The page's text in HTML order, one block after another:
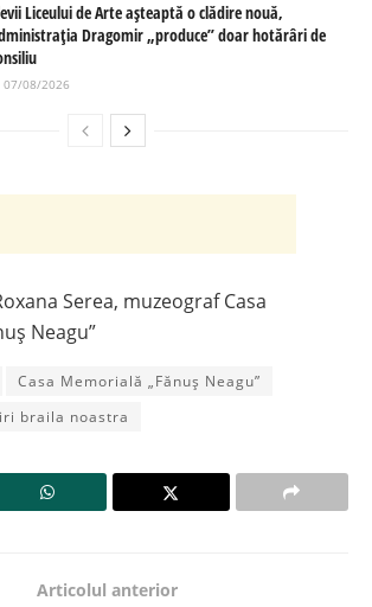
Liceului de Arte așteaptă o clădire nouă,
Dragomir „produce” doar hotărâri de
07/08/2026
Serea, muzeograf Casa
Neagu”
Casa Memorială „Fănuș Neagu”
braila noastra
Articolul anterior